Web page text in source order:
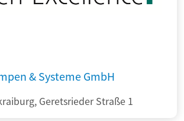
& Systeme GmbH
Geretsrieder Straße 1